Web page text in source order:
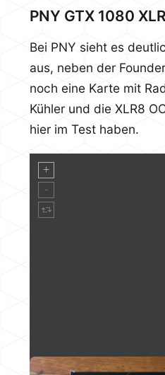
PNY GTX 1080
Bei PNY sieht es
aus, neben der
noch eine Karte mit
Kühler und die XLR8
hier im Test haben.